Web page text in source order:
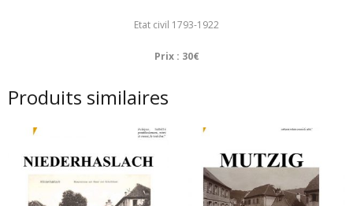
Etat civil 1793-1922
Prix : 30€
Produits similaires